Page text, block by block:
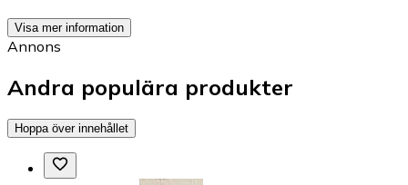
Visa mer information
Annons
Andra populära produkter
Hoppa över innehållet